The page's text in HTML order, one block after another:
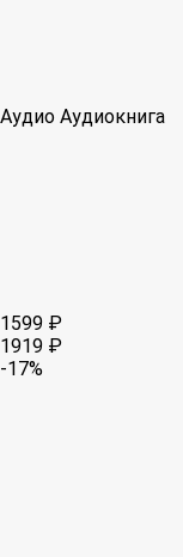
Аудио Аудиокнига
1599 ₽
1919 ₽
-17%